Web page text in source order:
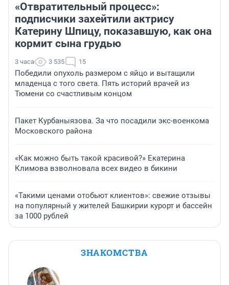
«Отвратительный процесс»:
подписчики захейтили актрису
Катерину Шпицу, показавшую, как она
кормит сына грудью
3 часа 3 535 15
Победили опухоль размером с яйцо и вытащили
младенца с того света. Пять историй врачей из
Тюмени со счастливым концом
Пакет Курбаныязова. За что посадили экс-военкома
Московского района
«Как можно быть такой красивой?» Екатерина
Климова взволновала всех видео в бикини
«Такими ценами отобьют клиентов»: свежие отзывы
на популярный у жителей Башкирии курорт и бассейн
за 1000 рублей
ЗНАКОМСТВА